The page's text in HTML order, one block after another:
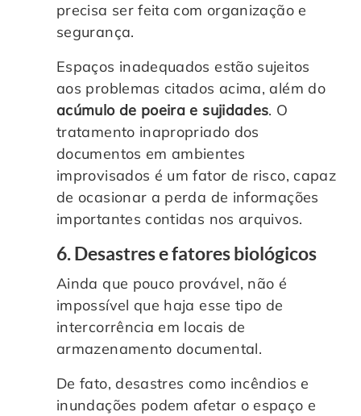
precisa ser feita com organização e
segurança.
Espaços inadequados estão sujeitos
aos problemas citados acima, além do
acúmulo de poeira e sujidades. O
tratamento inapropriado dos
documentos em ambientes
improvisados é um fator de risco, capaz
de ocasionar a perda de informações
importantes contidas nos arquivos.
6. Desastres e fatores biológicos
Ainda que pouco provável, não é
impossível que haja esse tipo de
intercorrência em locais de
armazenamento documental.
De fato, desastres como incêndios e
inundações podem afetar o espaço e